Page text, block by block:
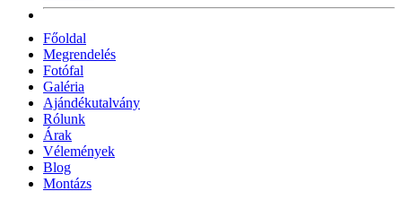
Főoldal
Megrendelés
Fotófal
Galéria
Ajándékutalvány
Rólunk
Árak
Vélemények
Blog
Montázs